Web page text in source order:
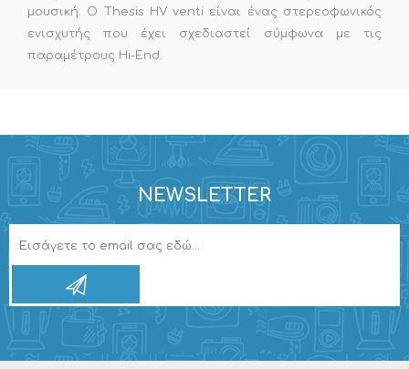
μουσική. Ο Thesis HV venti είναι ένας στερεοφωνικός
ενισχυτής που έχει σχεδιαστεί σύμφωνα με τις
παραμέτρους Hi-End.
NEWSLETTER